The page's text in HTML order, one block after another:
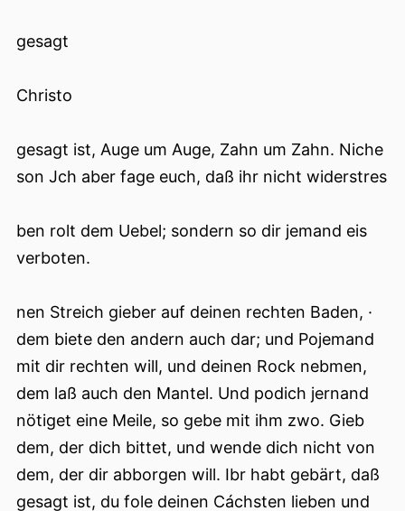
gesagt
Christo
gesagt ist, Auge um Auge, Zahn um Zahn. Niche
son Jch aber fage euch, daß ihr nicht widerstres
ben rolt dem Uebel; sondern so dir jemand eis
verboten.
nen Streich gieber auf deinen rechten Baden, ·
dem biete den andern auch dar; und Pojemand
mit dir rechten will, und deinen Rock nebmen,
dem laß auch den Mantel. Und podich jernand
nötiget eine Meile, so gebe mit ihm zwo. Gieb
dem, der dich bittet, und wende dich nicht von
dem, der dir abborgen will. Ibr habt gebärt, daß
gesagt ist, du fole deinen Cáchsten lieben und